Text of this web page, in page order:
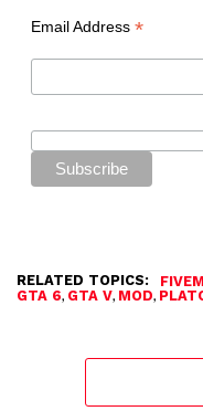
Email Address *
RELATED TOPICS: FIVEM
GTA 6, GTA V, MOD,